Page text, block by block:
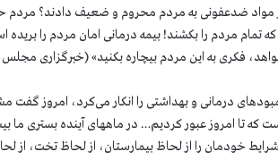
مواد ضدعفونی به مردم محروم و ضعیف دادند؟ مردم
که تمام مردم را بکشند! بیمه درمانی امان مردم را
درمانی و بهداشتی را انکار می‌کرد، امروز
که تا امروز عبور کردیم… در ماههای آینده بستری ما
خودمان را از لحاظ بیمارستان، از لحاظ تخت، از